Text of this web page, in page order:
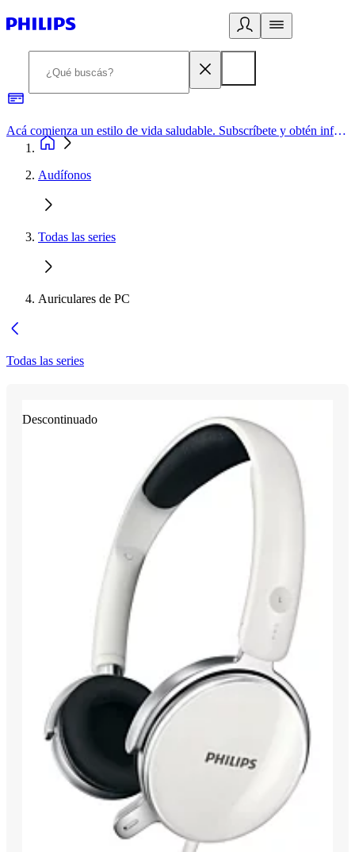
Acá comienza un estilo de vida saludable. Subscríbete y obtén información de primera mano
Audífonos
Todas las series
Auriculares de PC
Todas las series
Descontinuado